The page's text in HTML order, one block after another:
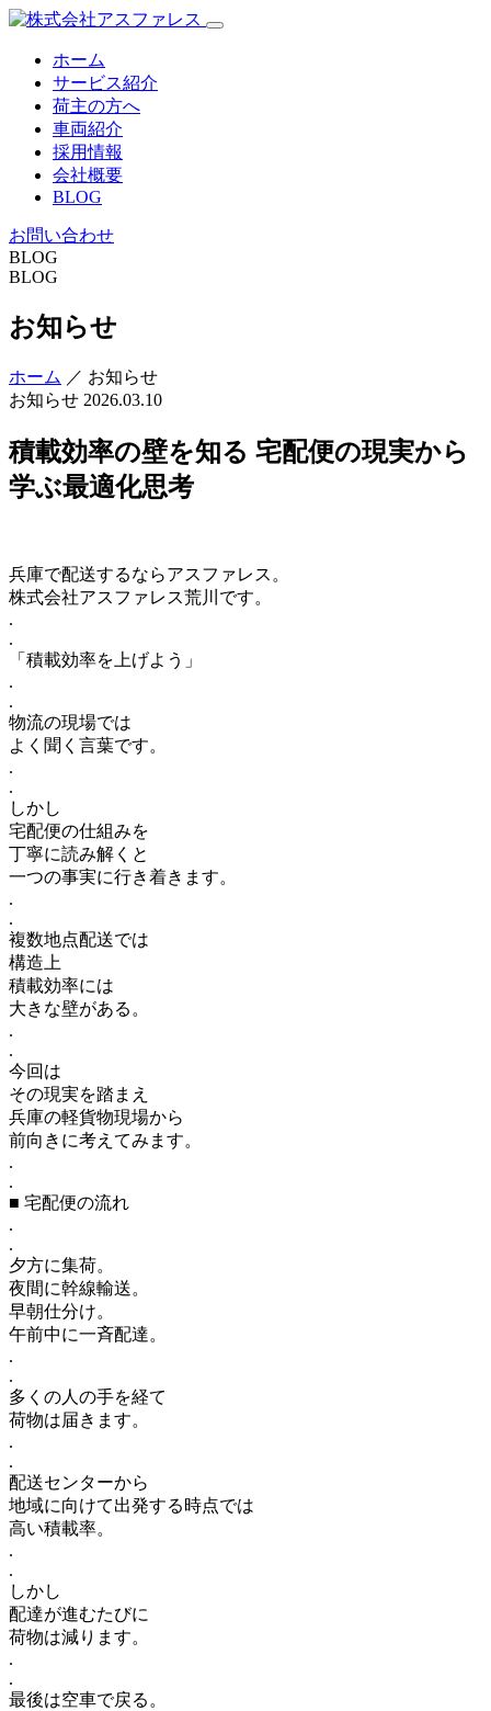
ホーム
サービス紹介
荷主の方へ
車両紹介
採用情報
会社概要
BLOG
お問い合わせ
BLOG
BLOG
お知らせ
ホーム ／ お知らせ
お知らせ 2026.03.10
積載効率の壁を知る 宅配便の現実から
学ぶ最適化思考
兵庫で配送するならアスファレス。
株式会社アスファレス荒川です。
.
.
「積載効率を上げよう」
.
.
物流の現場では
よく聞く言葉です。
.
.
しかし
宅配便の仕組みを
丁寧に読み解くと
一つの事実に行き着きます。
.
.
複数地点配送では
構造上
積載効率には
大きな壁がある。
.
.
今回は
その現実を踏まえ
兵庫の軽貨物現場から
前向きに考えてみます。
.
.
■ 宅配便の流れ
.
.
夕方に集荷。
夜間に幹線輸送。
早朝仕分け。
午前中に一斉配達。
.
.
多くの人の手を経て
荷物は届きます。
.
.
配送センターから
地域に向けて出発する時点では
高い積載率。
.
.
しかし
配達が進むたびに
荷物は減ります。
.
.
最後は空車で戻る。